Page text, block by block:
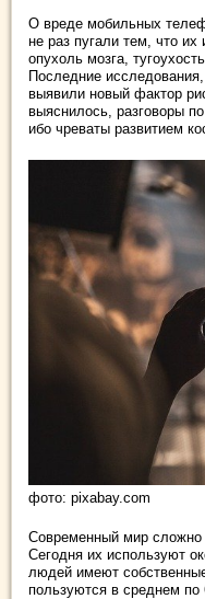
О вреде мобильных
не раз пугали тем, что их
опухоль мозга,
Последние
выявили новый фактор
выяснилось, разговоры
ибо чреваты развитием
фото: pixabay.com
Современный мир сложно
Сегодня их используют
людей имеют
пользуются в среднем по